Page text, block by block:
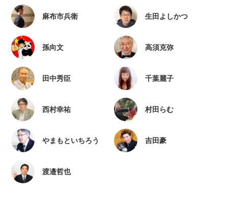
麻布市兵衛 生田よしかつ
孫向文 高須克弥
田中秀臣 千葉麗子
西村幸祐 村田らむ
やまもといちろう 吉田豪
渡邉哲也